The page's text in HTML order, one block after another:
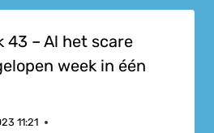
43 – Al het scare
week in één
11:21